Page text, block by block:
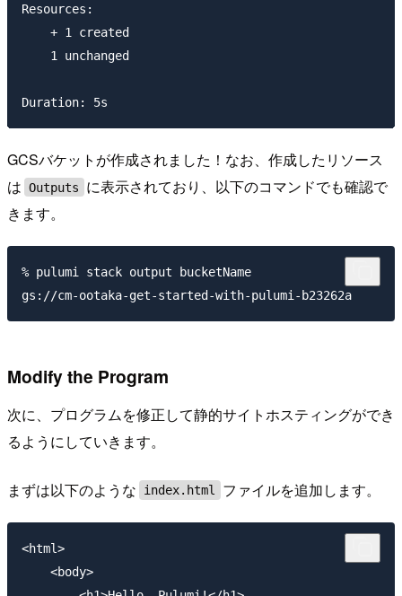
Resources:
    + 1 created
    1 unchanged
GCSバケットが作成されました！なお、作成したリソース
は Outputs
に表示されており、以下のコマンドでも確認で
きます。
% pulumi stack output bucketName
Modify the Program
次に、プログラムを修正して静的サイトホスティングができ
るようにしていきます。
まずは以下のような index.html ファイルを追加します。
<html>
    <body>